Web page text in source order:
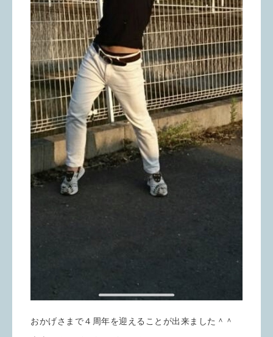
おかげさまで４周年を迎えることが出来ました＾＾